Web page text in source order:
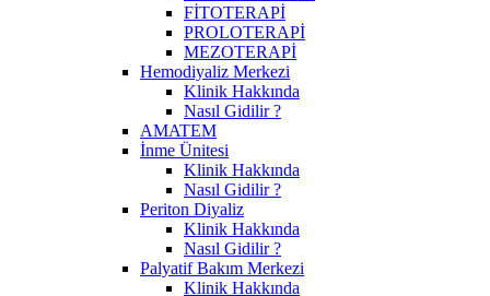
FİTOTERAPİ
PROLOTERAPİ
MEZOTERAPİ
Hemodiyaliz Merkezi
Klinik Hakkında
Nasıl Gidilir ?
AMATEM
İnme Ünitesi
Klinik Hakkında
Nasıl Gidilir ?
Periton Diyaliz
Klinik Hakkında
Nasıl Gidilir ?
Palyatif Bakım Merkezi
Klinik Hakkında